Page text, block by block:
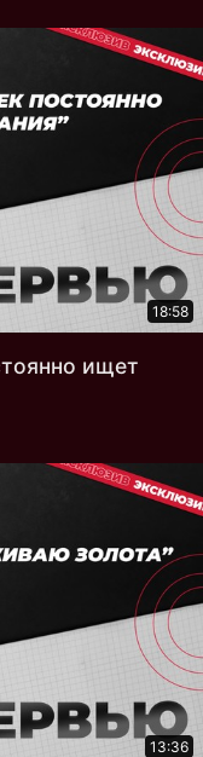
18:58
ищет
13:36